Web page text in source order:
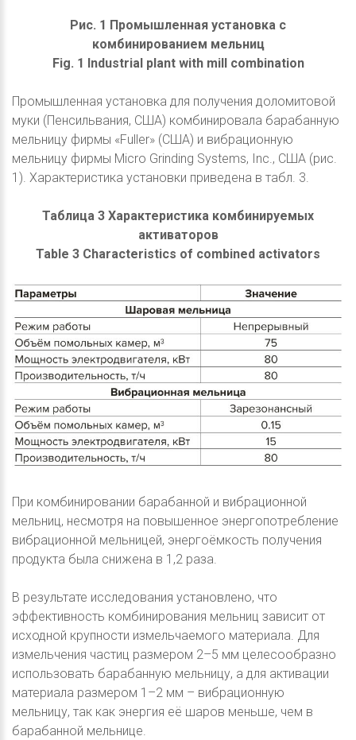
Рис. 1 Промышленная установка с
комбинированием мельниц
Fig. 1 Industrial plant with mill combination
Промышленная установка для получения доломитовой
муки (Пенсильвания, США) комбинировала барабанную
мельницу фирмы «Fuller» (США) и вибрационную
мельницу фирмы Micro Grinding Systems, Inc., США (рис.
1). Характеристика установки приведена в табл. 3.
Таблица 3 Характеристика комбинируемых
активаторов
Table 3 Characteristics of combined activators
При комбинировании барабанной и вибрационной
мельниц, несмотря на повышенное энергопотребление
вибрационной мельницей, энергоёмкость получения
продукта была снижена в 1,2 раза.
В результате исследования установлено, что
эффективность комбинирования мельниц зависит от
исходной крупности измельчаемого материала. Для
измельчения частиц размером 2–5 мм целесообразно
использовать барабанную мельницу, а для активации
материала размером 1–2 мм – вибрационную
мельницу, так как энергия её шаров меньше, чем в
барабанной мельнице.